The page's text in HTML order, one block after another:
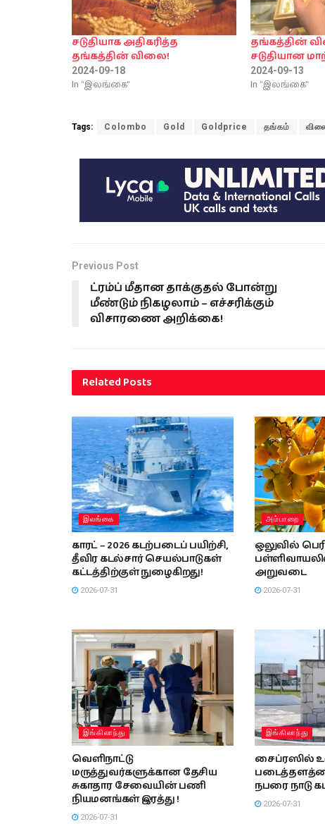
சடுதியாக அதிகரித்த
தங்கத்தின் விலை!
2024-09-18
In "இலங்கை"
தங்கத்தின்
சடுதியான
2024-09-13
In "இலங்கை"
Tags: Colombo Gold Goldprice தங்கம்
Previous Post
ட்ரம்ப் மீதான தாக்குதல் போன்று
மீண்டும் நிகழலாம் – எச்சரிக்கும்
விசாரணை அறிக்கை!
RelatedPosts
இலங்கை
காரட் – 2026 கடற்படைப் பயிற்சி,
தீவிர கடல்சார் செயல்பாடுகள்
கட்டத்திற்குள் நுழைகிறது!
2026-07-31
அம்பாறை
ஒலுவில்
அறுவடை
2026-07-31
இங்கிலாந்து
வெளிநாட்டு
மருத்துவர்களுக்கான தேசிய
சுகாதார சேவையின் பணி
நியமனங்கள் இரத்து !
2026-07-31
இங்கிலாந்து
சைப்ரஸில்
நபரை நாடு
2026-07-31